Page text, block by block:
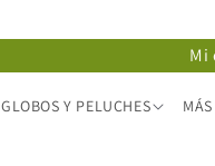
Mi
GLOBOS Y PELUCHES